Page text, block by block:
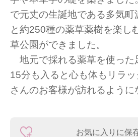
で元丈の生誕地である多気町
と約250種の薬草薬樹を楽し
草公園ができました。
地元で採れる薬草を使った
15分も入ると心も体もリラッ
さんのお客様が訪れるように
お気に入りに保